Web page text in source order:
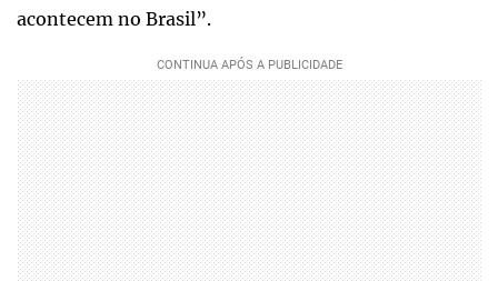
acontecem no Brasil”.